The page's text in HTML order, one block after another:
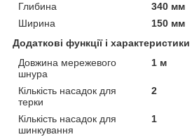
Глибина
340 мм
Ширина
150 мм
Додаткові функції і характеристики
Довжина мережевого
шнура
1 м
Кількість насадок для
терки
2
Кількість насадок для
шинкування
1